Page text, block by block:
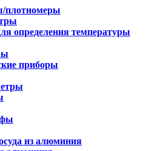
плотномеры
определения температуры
приборы
из алюминия